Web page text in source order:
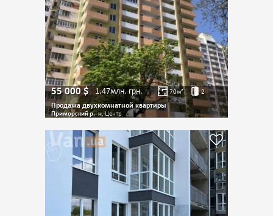
55 000$ 1.47млн.грн. 70м² 2
Продажа двухкомнатной квартиры
Приморский р.- н, Центр